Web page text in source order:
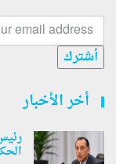
أشترك
أخر الأخبار